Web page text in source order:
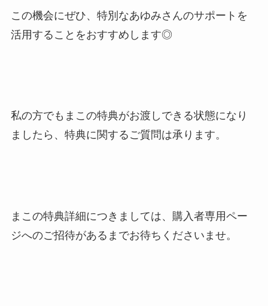
この機会にぜひ、特別なあゆみさんのサポートを
活用することをおすすめします◎
私の方でもまこの特典がお渡しできる状態になり
ましたら、特典に関するご質問は承ります。
まこの特典詳細につきましては、購入者専用ペー
ジへのご招待があるまでお待ちくださいませ。